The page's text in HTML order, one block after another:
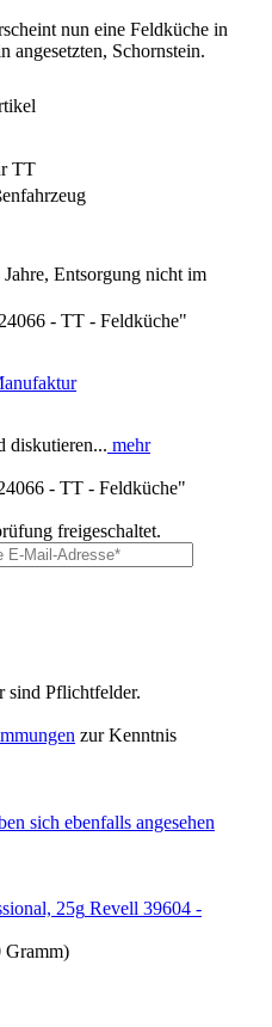
nun eine Feldküche in
angesetzten, Schornstein.
TT
Jahre, Entsorgung nicht im
- TT - Feldküche"
diskutieren... mehr
- TT - Feldküche"
freigeschaltet.
sind Pflichtfelder.
zur Kenntnis
sich ebenfalls angesehen
Revell 39604 -
Gramm)